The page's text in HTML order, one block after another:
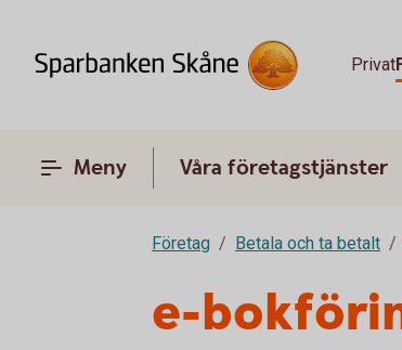
Privat
Meny Våra företagstjänster
Företag Betala och ta betalt
e-